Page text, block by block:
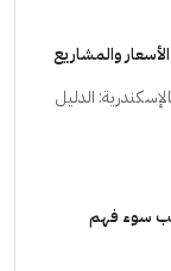
الدليل
سوء فهم